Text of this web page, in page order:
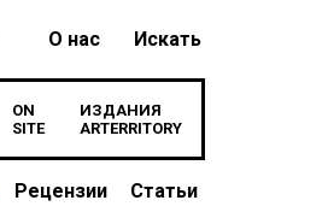
О нас Искать
ON
SITE
ИЗДАНИЯ
ARTERRITORY
Рецензии Статьи